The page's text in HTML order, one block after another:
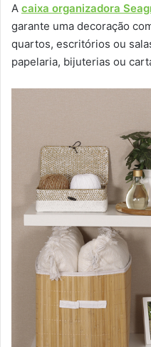
A caixa organizadora
garante uma decoração
quartos, escritórios ou
papelaria, bijuterias ou